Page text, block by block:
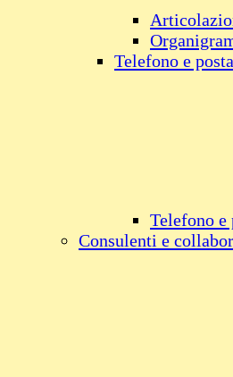
Telefono e
Telefono e
Consulenti e